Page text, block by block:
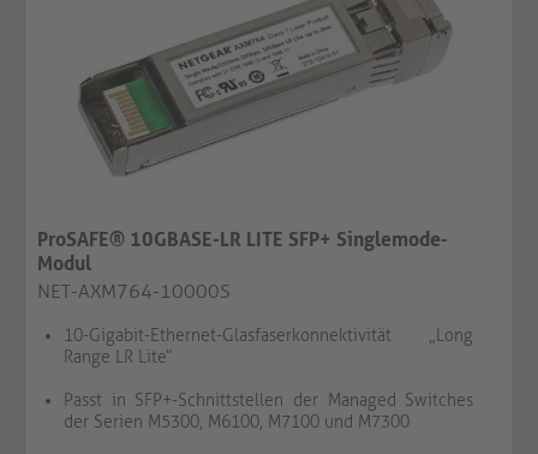
ProSAFE® 10GBASE-LR LITE SFP+ Singlemode-
Modul
NET-AXM764-10000S
10-Gigabit-Ethernet-Glasfaserkonnektivität „Long
Range LR Lite“
Passt in SFP+-Schnittstellen der Managed Switches
der Serien M5300, M6100, M7100 und M7300